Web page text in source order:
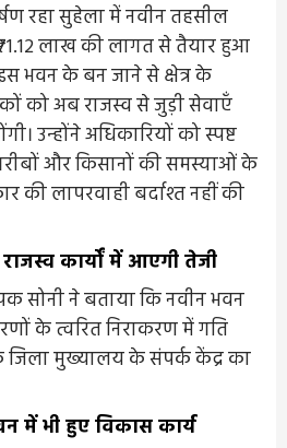
रहा सुहेला में नवीन तहसील
लाख की लागत से तैयार हुआ
इस भवन के बन जाने से क्षेत्र के
को अब राजस्व से जुड़ी सेवाएँ
उन्होंने अधिकारियों को स्पष्ट
और किसानों की समस्याओं के
की लापरवाही बर्दाश्त नहीं की
कार्यों में आएगी तेजी
सोनी ने बताया कि नवीन भवन
के त्वरित निराकरण में गति
जिला मुख्यालय के संपर्क केंद्र का
में भी हुए विकास कार्य